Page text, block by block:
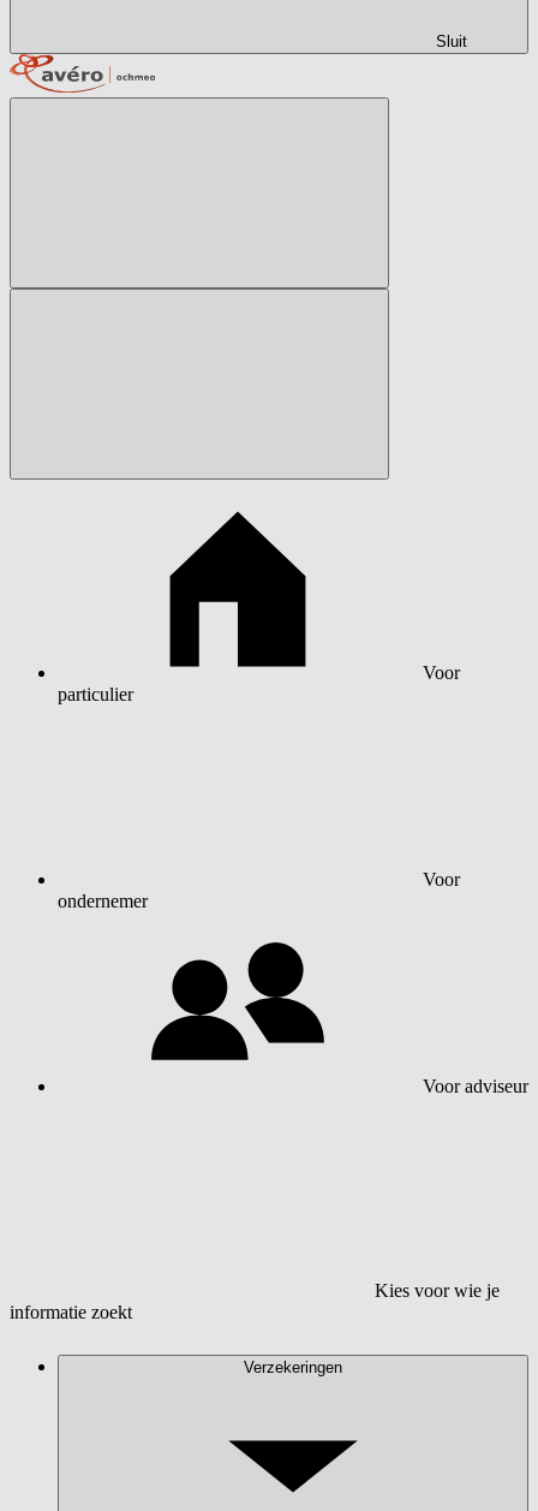
Sluit
Voor
particulier
Voor
ondernemer
Voor adviseur
Kies voor wie je
informatie zoekt
Verzekeringen